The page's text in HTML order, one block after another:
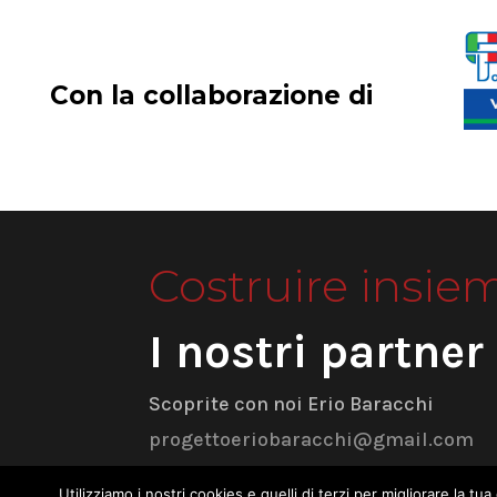
Con la collaborazione di
Costruire
I nostri partner
Scoprite con noi Erio Baracchi
progettoeriobaracchi@gmail.com